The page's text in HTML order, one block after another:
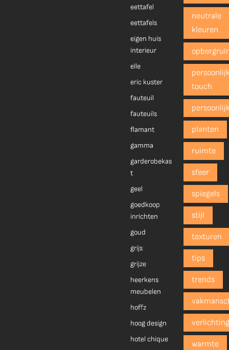
eettafel
eettafels
eigen huis
interieur
elle
eric kuster
fauteuil
fauteuils
flamant
gamma
garderobekas
t
geel
goedkoop
inrichten
goud
grijs
grijze
heerkens
meubelen
hoffz
hoog design
hotel chique
neutrale
kleuren
touch
planten
ruimte
sfeer
spiegels
stijl
texturen
tips
trends
warmte